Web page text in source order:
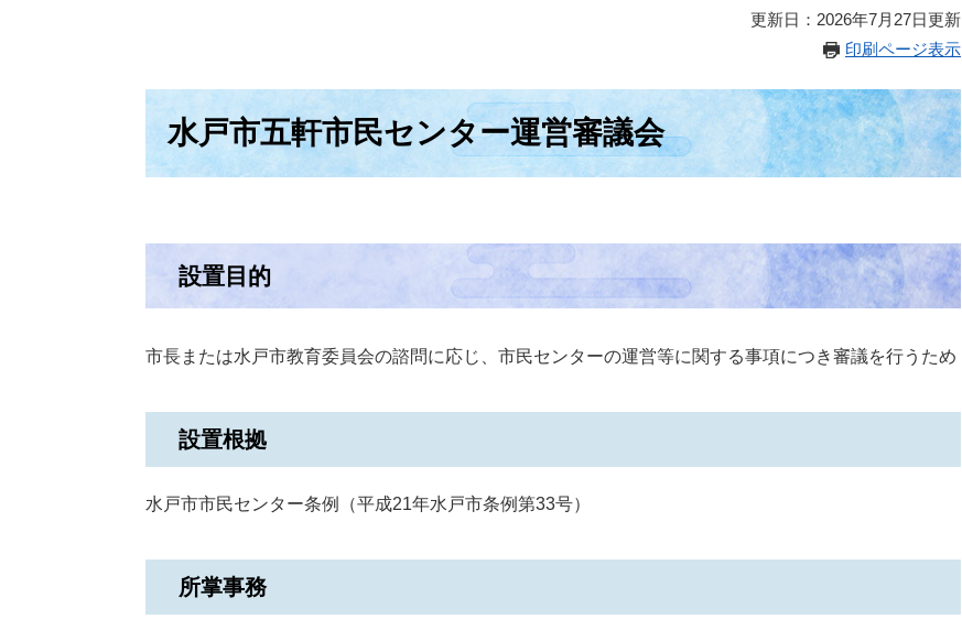
更新日：2026年7月27日更新
印刷ページ表示
水戸市五軒市民センター運営審議会
設置目的
市長または水戸市教育委員会の諮問に応じ、市民センターの運営等に関する事項につき審議を行うため
設置根拠
水戸市市民センター条例（平成21年水戸市条例第33号）
所掌事務